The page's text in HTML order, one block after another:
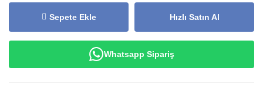
Sepete Ekle Hızlı Satın Al
Whatsapp Sipariş